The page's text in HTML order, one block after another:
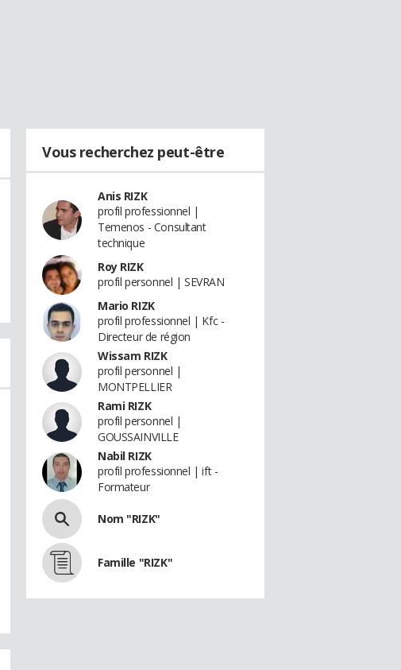
Vous recherchez peut-être
Anis RIZK
profil professionnel |
Temenos - Consultant
technique
Roy RIZK
profil personnel | SEVRAN
Mario RIZK
profil professionnel | Kfc -
Directeur de région
Wissam RIZK
profil personnel |
MONTPELLIER
Rami RIZK
profil personnel |
GOUSSAINVILLE
Nabil RIZK
profil professionnel | ift -
Formateur
Nom "RIZK"
Famille "RIZK"